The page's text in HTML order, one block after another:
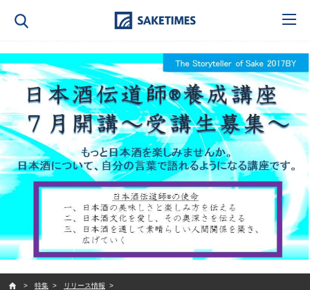
特集
リリース情報